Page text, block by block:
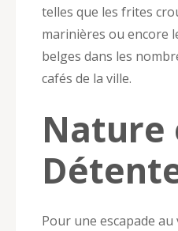
telles que les frites
marinières ou encore
belges dans les
cafés de la ville.
Nature
Pour une escapade